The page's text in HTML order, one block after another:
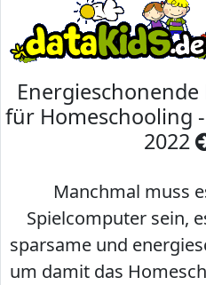
für Homeschooling
2022
Manchmal muss
Spielcomputer sein,
sparsame und
um damit das